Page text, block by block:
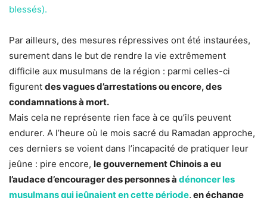
blessés).
Par ailleurs, des mesures répressives ont été instaurées,
surement dans le but de rendre la vie extrêmement
difficile aux musulmans de la région : parmi celles-ci
figurent des vagues d’arrestations ou encore, des
condamnations à mort.
Mais cela ne représente rien face à ce qu’ils peuvent
endurer. A l’heure où le mois sacré du Ramadan approche,
ces derniers se voient dans l’incapacité de pratiquer leur
jeûne : pire encore, le gouvernement Chinois a eu
l’audace d’encourager des personnes à dénoncer les
musulmans qui jeûnaient en cette période, en échange